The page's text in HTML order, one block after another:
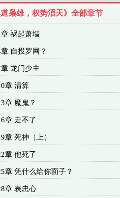
道枭雄，权势滔天》全部章节
祸起萧墙
自投罗网？
龙门少主
章 清算
章 魔鬼？
章 走不了
章 死神（上）
章 他死了
章 凭什么给你面子？
章 表忠心